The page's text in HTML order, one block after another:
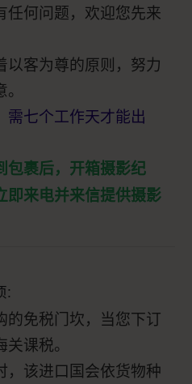
任何问题，欢迎您先来
以客为尊的原则，努力
需七个工作天才能出
包裹后，开箱摄影纪
即来电并来信提供摄影
:
的免税门坎，当您下订
课税。
，该进口国会依货物种